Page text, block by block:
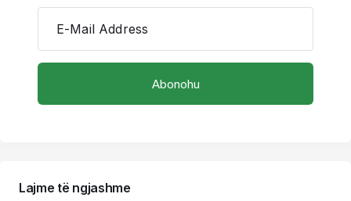
E-Mail Address
Lajme të ngjashme